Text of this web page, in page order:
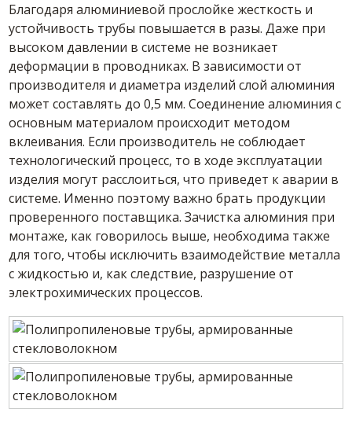
Благодаря алюминиевой прослойке жесткость и
устойчивость трубы повышается в разы. Даже при
высоком давлении в системе не возникает
деформации в проводниках. В зависимости от
производителя и диаметра изделий слой алюминия
может составлять до 0,5 мм. Соединение алюминия с
основным материалом происходит методом
вклеивания. Если производитель не соблюдает
технологический процесс, то в ходе эксплуатации
изделия могут расслоиться, что приведет к аварии в
системе. Именно поэтому важно брать продукции
проверенного поставщика. Зачистка алюминия при
монтаже, как говорилось выше, необходима также
для того, чтобы исключить взаимодействие металла
с жидкостью и, как следствие, разрушение от
электрохимических процессов.